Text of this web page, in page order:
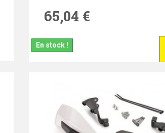
65,04 €
En stock !